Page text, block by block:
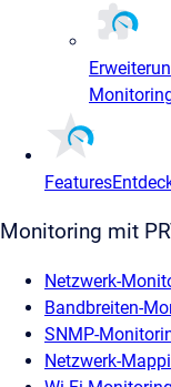
Features
Monitoring mit
Netzwerk-
Bandbreiten-
SNMP-
Netzwerk-